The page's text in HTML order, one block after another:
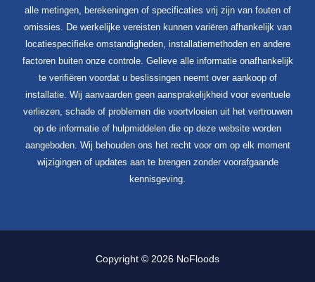
alle metingen, berekeningen of specificaties vrij zijn van fouten of
omissies. De werkelijke vereisten kunnen variëren afhankelijk van
locatiespecifieke omstandigheden, installatiemethoden en andere
factoren buiten onze controle. Gelieve alle informatie onafhankelijk
te verifiëren voordat u beslissingen neemt over aankoop of
installatie. Wij aanvaarden geen aansprakelijkheid voor eventuele
verliezen, schade of problemen die voortvloeien uit het vertrouwen
op de informatie of hulpmiddelen die op deze website worden
aangeboden. Wij behouden ons het recht voor om op elk moment
wijzigingen of updates aan te brengen zonder voorafgaande
kennisgeving.
Copyright © 2026 NoFloods